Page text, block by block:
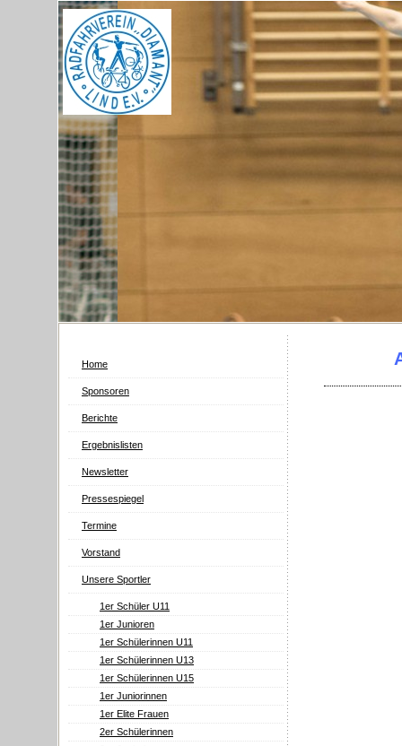
Home
Sponsoren
Berichte
Ergebnislisten
Newsletter
Pressespiegel
Termine
Vorstand
Unsere Sportler
1er Schüler U11
1er Junioren
1er Schülerinnen U11
1er Schülerinnen U13
1er Schülerinnen U15
1er Juniorinnen
1er Elite Frauen
2er Schülerinnen